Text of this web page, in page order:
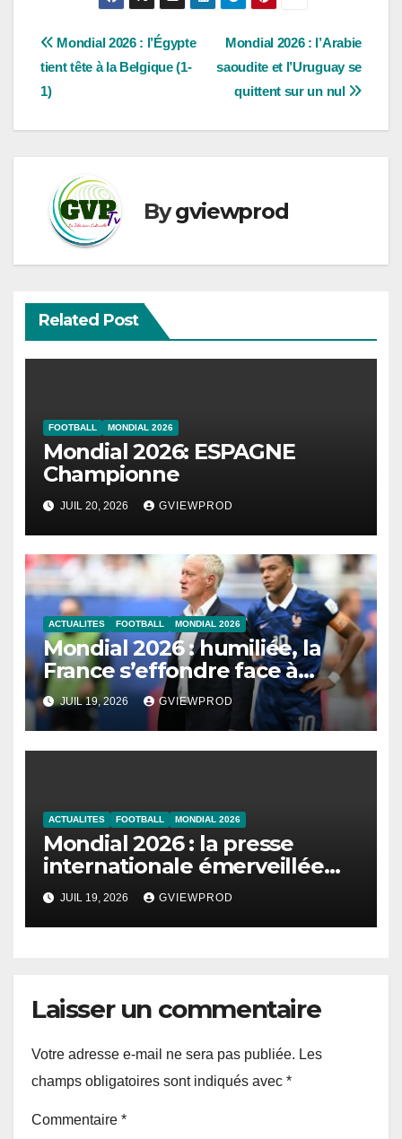
Navigation
de
l’article
Mondial 2026 : l’Arabie
saoudite et l’Uruguay se
quittent sur un nul
Mondial 2026 : l’Égypte
tient tête à la Belgique (1-
1)
Bygviewprod
Related Post
FOOTBALL MONDIAL 2026
Mondial 2026: ESPAGNE
Championne
JUIL 20, 2026 GVIEWPROD
ACTUALITES FOOTBALL MONDIAL 2026
Mondial 2026 : humiliée, la
France s’effondre face à
l’Angleterre
JUIL 19, 2026 GVIEWPROD
ACTUALITES FOOTBALL MONDIAL 2026
Mondial 2026 : la presse
internationale émerveillée
par un duel de choc entre la
France et l’Angleterre
JUIL 19, 2026 GVIEWPROD
Laisser un commentaire
Votre adresse e-mail ne sera pas publiée. Les
champs obligatoires sont indiqués avec *
Commentaire *